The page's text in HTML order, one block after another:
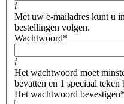
i
Met uw e-mailadres kunt u
bestellingen volgen.
Wachtwoord*
i
Het wachtwoord moet
bevatten en 1 speciaal
Het wachtwoord bevestigen*